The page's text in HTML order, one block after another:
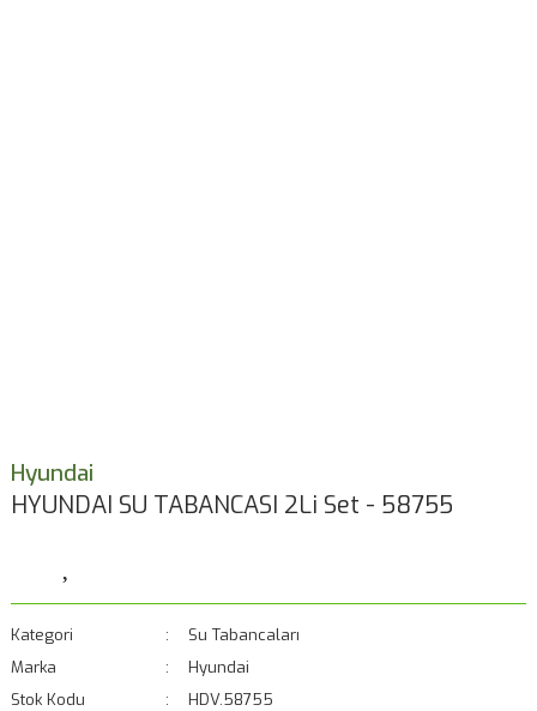
Hyundai
HYUNDAI SU TABANCASI 2Li Set - 58755
Kategori
Su Tabancaları
Marka
Hyundai
Stok Kodu
HDV.58755